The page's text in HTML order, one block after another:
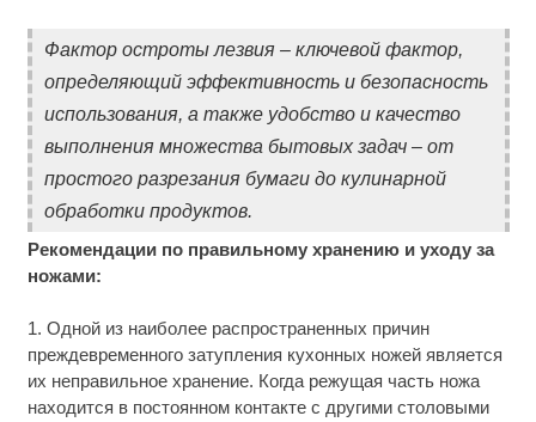
Фактор остроты лезвия – ключевой фактор,
определяющий эффективность и безопасность
использования, а также удобство и качество
выполнения множества бытовых задач – от
простого разрезания бумаги до кулинарной
обработки продуктов.
Рекомендации по правильному хранению и уходу за
ножами:
1. Одной из наиболее распространенных причин
преждевременного затупления кухонных ножей является
их неправильное хранение. Когда режущая часть ножа
находится в постоянном контакте с другими столовыми